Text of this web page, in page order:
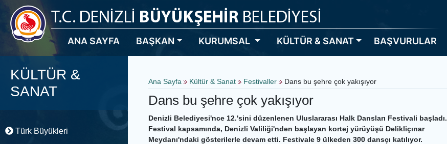
ANA SAYFA BAŞKAN KURUMSAL KÜLTÜR & SANAT BAŞVURULAR
KÜLTÜR &
SANAT
Türk Büyükleri
Ana Sayfa Kültür & Sanat Festivaller Dans bu şehre çok yakışıyor
Dans bu şehre çok yakışıyor
Denizli Belediyesi'nce 12.'sini düzenlenen Uluslararası Halk Dansları Festivali başladı.
Festival kapsamında, Denizli Valiliği'nden başlayan kortej yürüyüşü Delikliçınar
Meydanı'ndaki gösterilerle devam etti. Festivale 9 ülkeden 300 dansçı katılıyor.